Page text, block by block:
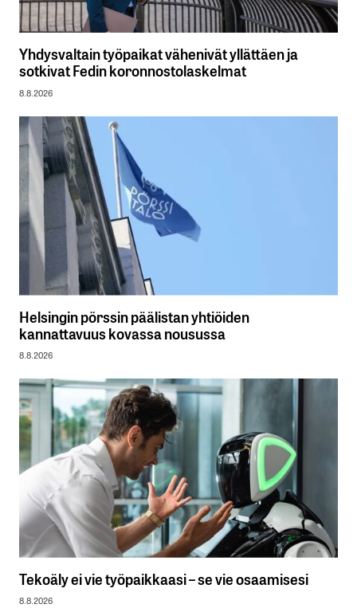
Yhdysvaltain työpaikat vähenivät yllättäen ja
sotkivat Fedin koronnostolaskelmat
8.8.2026
Helsingin pörssin päälistan yhtiöiden
kannattavuus kovassa nousussa
8.8.2026
Tekoäly ei vie työpaikkaasi – se vie osaamisesi
8.8.2026